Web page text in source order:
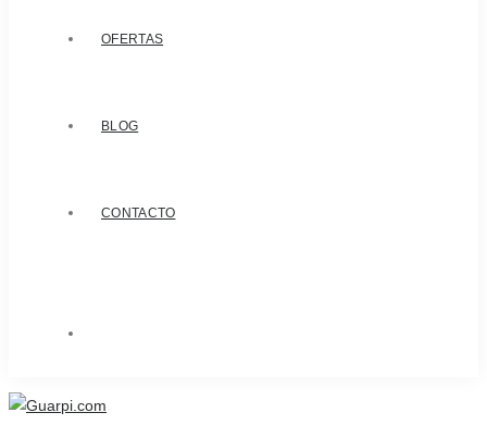
OFERTAS
BLOG
CONTACTO